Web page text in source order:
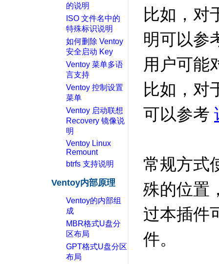
的说明
ISO 文件名中的
特殊标识说明
如何删除 Ventoy
安全启动 Key
Ventoy 菜单多语
言支持
Ventoy 控制设置
菜单
Ventoy 启动联想
Recovery 镜像说
明
Ventoy Linux
Remount
btrfs 支持说明
Ventoy内部原理
Ventoy的内部组
成
MBR格式U盘分
区布局
GPT格式U盘分区
布局
比如，对
明可以参
用户可能
比如，对
可以参考
常规方式
殊的位置
过本插件
件。